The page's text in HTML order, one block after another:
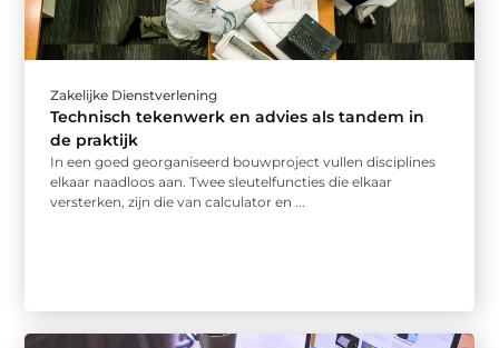
Zakelijke Dienstverlening
Technisch tekenwerk en advies als tandem in
de praktijk
In een goed georganiseerd bouwproject vullen disciplines
elkaar naadloos aan. Twee sleutelfuncties die elkaar
versterken, zijn die van calculator en ...